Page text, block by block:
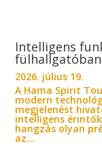
Intelligens
fülhallgatóban
2026. július 19.
A Hama Spirit
modern
megjelenést
intelligens
hangzás olyan
az...